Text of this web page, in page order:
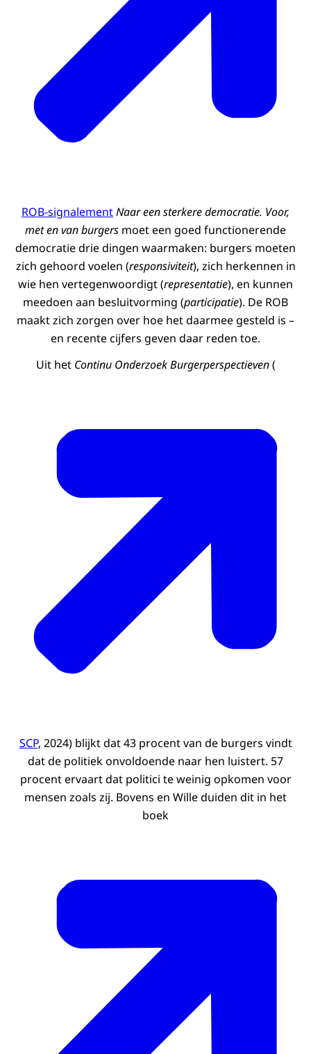
ROB-signalementNaar een sterkere democratie. Voor,
met en van burgers moet een goed functionerende
democratie drie dingen waarmaken: burgers moeten
zich gehoord voelen (responsiviteit), zich herkennen in
wie hen vertegenwoordigt (representatie), en kunnen
meedoen aan besluitvorming (participatie). De ROB
maakt zich zorgen over hoe het daarmee gesteld is –
en recente cijfers geven daar reden toe.
Uit het Continu Onderzoek Burgerperspectieven(
SCP, 2024) blijkt dat 43 procent van de burgers vindt
dat de politiek onvoldoende naar hen luistert. 57
procent ervaart dat politici te weinig opkomen voor
mensen zoals zij. Bovens en Wille duiden dit in het
boek